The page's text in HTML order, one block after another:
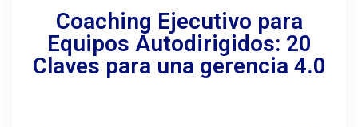
Coaching Ejecutivo para
Equipos Autodirigidos: 20
Claves para una gerencia 4.0